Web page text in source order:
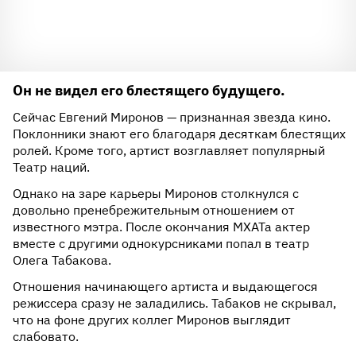
Он не видел его блестящего будущего.
Сейчас Евгений Миронов — признанная звезда кино.
Поклонники знают его благодаря десяткам блестящих
ролей. Кроме того, артист возглавляет популярный
Театр наций.
Однако на заре карьеры Миронов столкнулся с
довольно пренебрежительным отношением от
известного мэтра. После окончания МХАТа актер
вместе с другими однокурсниками попал в театр
Олега Табакова.
Отношения начинающего артиста и выдающегося
режиссера сразу не заладились. Табаков не скрывал,
что на фоне других коллег Миронов выглядит
слабовато.